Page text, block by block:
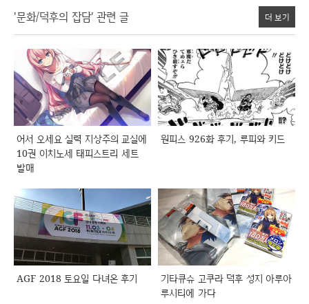
'문화/덕후의 잡담' 관련 글 더 보기
어서 오세요 실력 지상주의 교실에
10권 이치노세 태피스트리 세트
발매
원피스 926화 후기, 루피와 키드
AGF 2018 토요일 다녀온 후기
기타큐슈 고쿠라 덕후 성지 아루아
루시티에 가다